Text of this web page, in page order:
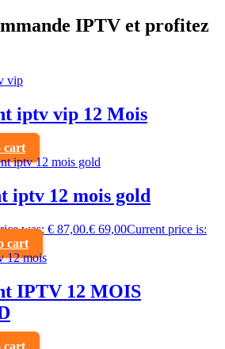
IPTV et profitez
iptv vip 12 Mois
cart
iptv 12 mois gold
was: € 87,00.€ 69,00Current price is:
cart
IPTV 12 MOIS
cart